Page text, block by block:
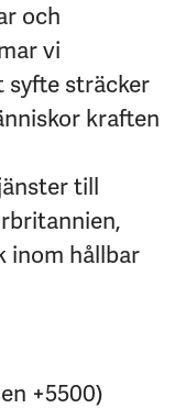
och
vi
syfte sträcker
kraften
till
inom hållbar
+5500)